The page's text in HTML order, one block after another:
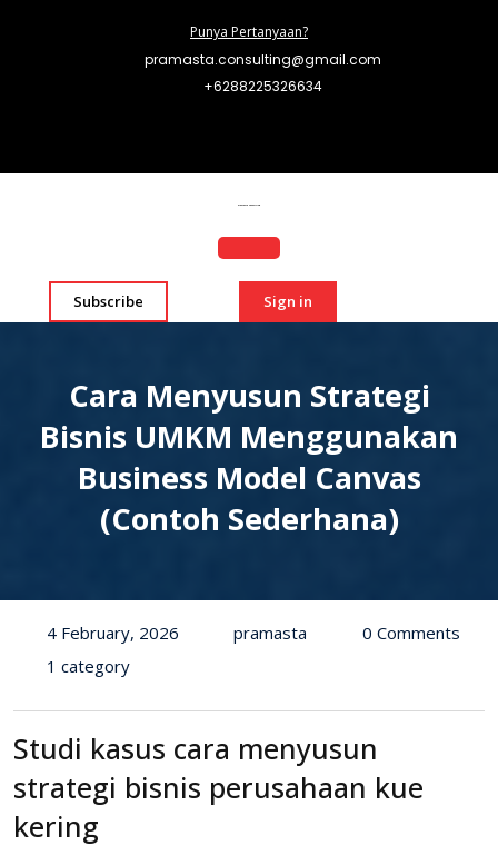
Punya Pertanyaan?
pramasta.consulting@gmail.com
+6288225326634
Pramasta Consulting
Subscribe Sign in
Cara Menyusun Strategi
Bisnis UMKM Menggunakan
Business Model Canvas
(Contoh Sederhana)
4 February, 2026 pramasta
0 Comments
1 category
Studi kasus cara menyusun
strategi bisnis perusahaan kue
kering